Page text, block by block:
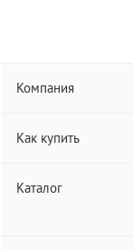
Компания
Как купить
Каталог